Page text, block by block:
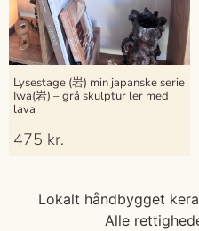
Lysestage (岩) min japanske serie
Iwa(岩) – grå skulptur ler med
lava
475 kr.
Lokalt håndbygget
Alle